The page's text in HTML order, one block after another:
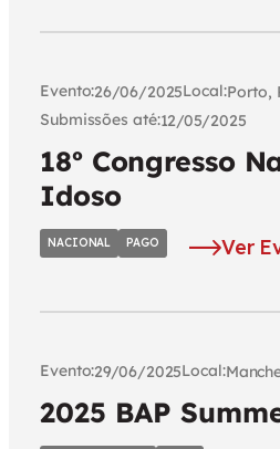
Evento:26/06/2025Local:Porto,
Submissões até:12/05/2025
18º Congresso
Idoso
NACIONAL PAGO Ver
Evento:29/06/2025Local:
2025 BAP